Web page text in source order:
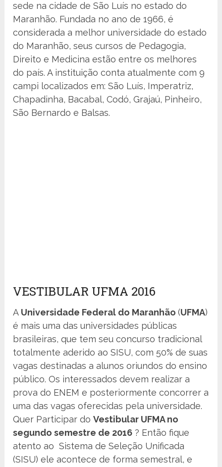
sede na cidade de São Luís no estado do
Maranhão. Fundada no ano de 1966, é
considerada a melhor universidade do estado
do Maranhão, seus cursos de Pedagogia,
Direito e Medicina estão entre os melhores
do país. A instituição conta atualmente com 9
campi localizados em: São Luís, Imperatriz,
Chapadinha, Bacabal, Codó, Grajaú, Pinheiro,
São Bernardo e Balsas.
VESTIBULAR UFMA 2016
A Universidade Federal do Maranhão(UFMA)
é mais uma das universidades públicas
brasileiras, que tem seu concurso tradicional
totalmente aderido ao SISU, com 50% de suas
vagas destinadas a alunos oriundos do ensino
público. Os interessados devem realizar a
prova do ENEM e posteriormente concorrer a
uma das vagas oferecidas pela universidade.
Quer Participar doVestibular UFMA no
segundo semestre de 2016 ? Então fique
atento ao Sistema de Seleção Unificada
(SISU) ele acontece de forma semestral, e